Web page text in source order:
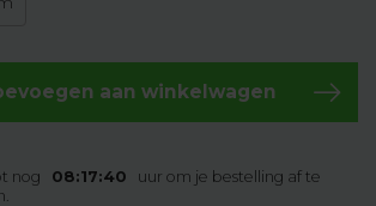
aan winkelwagen
nog 08:17:39
uur om je bestelling af te